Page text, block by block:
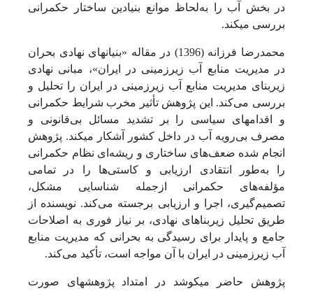
در بخش آب را به‌لحاظ موانع بنیادین ساختار حکمرانی
بررسی می­کند.
محمدرضا فرزانه (1396) در مقاله «بنیان­های نهادی بحران
در مدیریت منابع آب زیرزمینی در ایران»، مبانی نهادی
زیربنای مدیریت منابع آب زیرزمینی در ایران را تحلیل و
بررسی می‌کند. این پژوهش تأثیر مخرب شرایط حکمرانی
و اقدام­های سیاسی را بر تشدید مسائل بی‌قانونی و
مصرف بی‌رویه آب در داخل کشور آشکار می­کند. پژوهش
انجام شده ضعف‌های ساختاری و ریشه‌ای نظام حکمرانی
را به‌طور انتقادی ارزیابی و کاستی‌ها را در تمامی
مؤلفه‌های حکمرانی ازجمله شناسایی مشکل،
تصمیم‌گیری، اجرا و ارزیابی برجسته می‌کند. نویسنده از
طریق تحلیل زیربناهای نهادی، بر نیاز فوری به اصلاحات
جامع و پایدار برای رسیدگی به بحرانی که مدیریت منابع
آب زیرزمینی در ایران با آن مواجه است، تأکید می‌کند.
پژوهش حاضر می­کوشد در امتداد پژوهش­های صورت